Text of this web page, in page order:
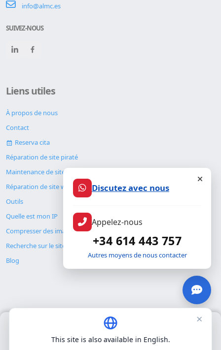
info@almc.es
SUIVEZ-NOUS
Liens utiles
À propos de nous
Contact
Reserva cita
Réparation de site piraté
Maintenance de site web
Réparation de site web
Outils
Quelle est mon IP
Compresser des images
Recherche sur le site
Blog
© Copyright 2026. ALMC SECURITY S.L.U.
Nous utilisons uniquement nos propres cookies pour le
Politique de confidentialité.
Discutez avec nous
Appelez-nous
+34 614 443 757
Autres moyens de nous contacter
×
This site is also available in English.